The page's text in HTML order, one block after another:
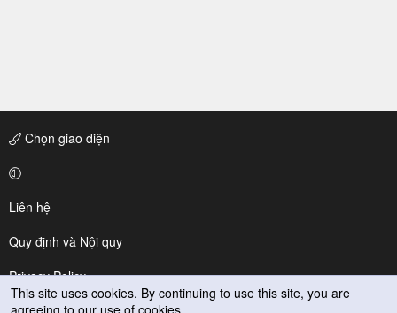
Chọn giao diện
Liên hệ
Quy định và Nội quy
Privacy Policy
This site uses cookies. By continuing to use this site, you are
agreeing to our use of cookies.